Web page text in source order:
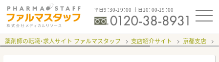
平日9：30-19：00 土日10：00-19：00
薬剤師の転職・求人サイト ファルマスタッフ 支店紹介サイト 京都支店